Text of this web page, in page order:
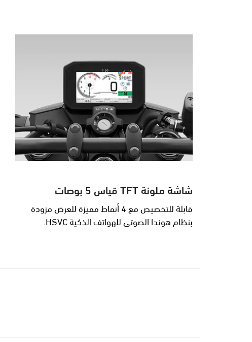
شاشة ملونة TFT قياس 5 بوصات
قابلة للتخصيص مع 4 أنماط مميزة للعرض مزودة
بنظام هوندا الصوتي للهواتف الذكية HSVC.